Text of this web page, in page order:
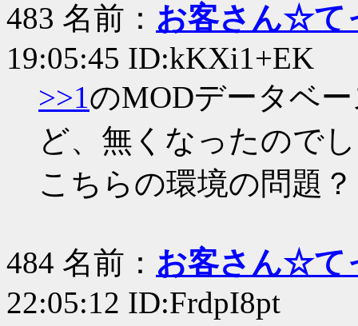
483 名前： お客さん☆て
19:05:45 ID:kKXi1+EK
>>1のMODデータベ
ど、無くなったので
こちらの環境の問題？
484 名前： お客さん☆て
22:05:12 ID:FrdpI8pt